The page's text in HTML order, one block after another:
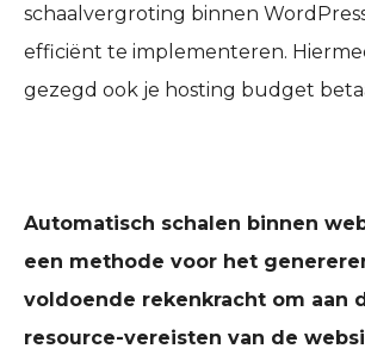
schaalvergroting binnen
efficiënt te implementeren.
gezegd ook je hosting budget
Automatisch schalen binnen
een methode voor het
voldoende rekenkracht om aan
resource-vereisten van de